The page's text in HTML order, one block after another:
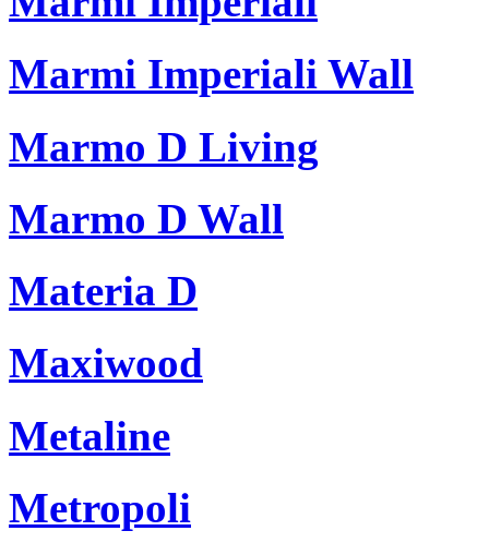
Marmi Imperiali Wall
Marmo D Living
Marmo D Wall
Materia D
Maxiwood
Metaline
Metropoli